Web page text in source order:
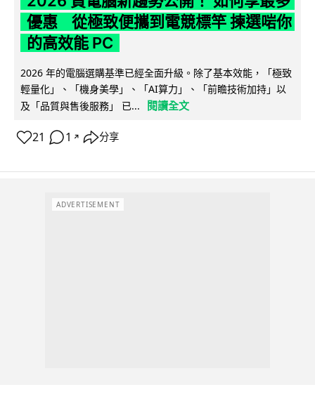
優惠 從極致便攜到電競標竿 揀選啱你
的高效能 PC
2026 年的電腦選購基準已經全面升級。除了基本效能，「極致
輕量化」、「機身美學」、「AI算力」、「前瞻技術加持」以
及「品質與售後服務」 已...
閱讀全文
21 1 ↗ 分享
ADVERTISEMENT